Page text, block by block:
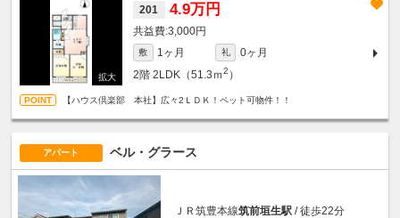
201 4.9万円
3,000円
敷 1ヶ月 礼
0ヶ月
2階 2LDK（51.3ｍ2 ）
【ハウス倶楽部 本社】広々2ＬＤＫ！ペット可物件！！
アパート ベル・グラース
ＪＲ筑豊本線筑前垣生駅 / 徒歩22分